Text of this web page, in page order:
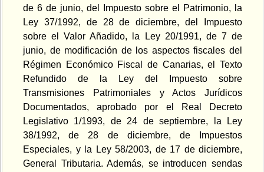
de 6 de junio, del Impuesto sobre el Patrimonio, la
Ley 37/1992, de 28 de diciembre, del Impuesto
sobre el Valor Añadido, la Ley 20/1991, de 7 de
junio, de modificación de los aspectos fiscales del
Régimen Económico Fiscal de Canarias, el Texto
Refundido de la Ley del Impuesto sobre
Transmisiones Patrimoniales y Actos Jurídicos
Documentados, aprobado por el Real Decreto
Legislativo 1/1993, de 24 de septiembre, la Ley
38/1992, de 28 de diciembre, de Impuestos
Especiales, y la Ley 58/2003, de 17 de diciembre,
General Tributaria. Además, se introducen sendas